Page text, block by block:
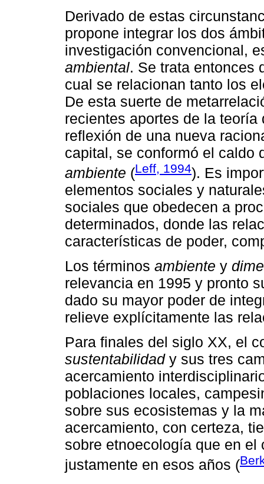
Derivado de estas
propone integrar los dos
investigación convencional,
ambiental. Se trata entonces
cual se relacionan tanto los
De esta suerte de
recientes aportes de la
reflexión de una nueva
capital, se conformó el caldo
ambiente (Leff, 1994). Es
elementos sociales y
sociales que obedecen a
determinados, donde las
características de poder,
Los términos ambiente y
relevancia en 1995 y pronto
dado su mayor poder de
relieve explícitamente las
Para finales del siglo XX, el
sustentabilidady sus tres
acercamiento
poblaciones locales,
sobre sus ecosistemas y la
acercamiento, con certeza,
sobre etnoecología que en
justamente en esos años (